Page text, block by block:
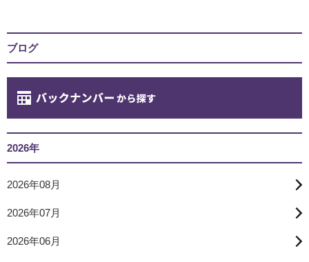
ブログ
2026年
2026年08月
2026年07月
2026年06月